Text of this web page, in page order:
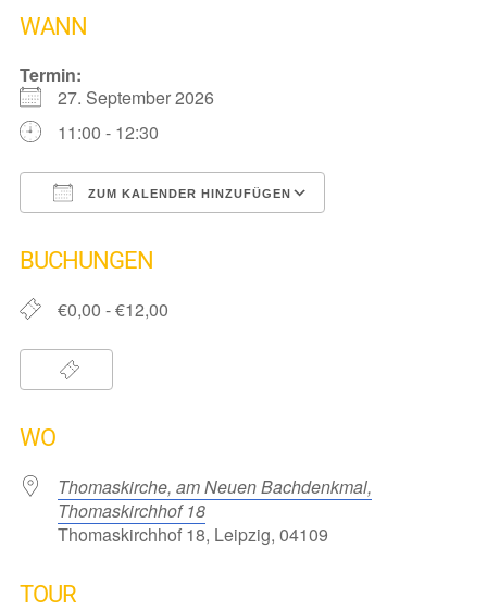
WANN
Termin:
27. September 2026
11:00 - 12:30
ZUM KALENDER HINZUFÜGEN
BUCHUNGEN
€0,00 - €12,00
WO
Thomaskirche, am Neuen Bachdenkmal,
Thomaskirchhof 18
Thomaskirchhof 18, Leipzig, 04109
TOUR